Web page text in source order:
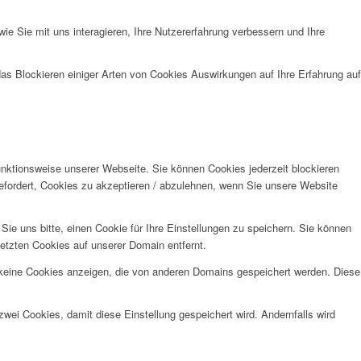
Sie mit uns interagieren, Ihre Nutzererfahrung verbessern und Ihre
Blockieren einiger Arten von Cookies Auswirkungen auf Ihre Erfahrung auf
unserer Webseite. Sie können Cookies jederzeit blockieren
Cookies zu akzeptieren / abzulehnen, wenn Sie unsere Website
uns bitte, einen Cookie für Ihre Einstellungen zu speichern. Sie können
Cookies auf unserer Domain entfernt.
Cookies anzeigen, die von anderen Domains gespeichert werden. Diese
Cookies, damit diese Einstellung gespeichert wird. Andernfalls wird